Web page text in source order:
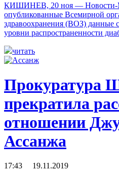
КИШИНЕВ, 20 ноя — Новости-
опубликованные Всемирной
здравоохранения (ВОЗ) данные
уровни распространенности
читать
Прокуратура
прекратила
отношении
Ассанжа
17:43 19.11.2019